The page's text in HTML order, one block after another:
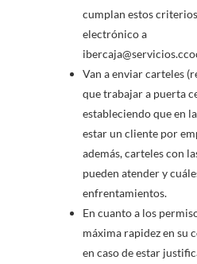
cumplan estos
electrónico a
Van a enviar carteles
que trabajar a puerta
estableciendo que en
estar un cliente por
además, carteles con
pueden atender y
enfrentamientos.
En cuanto a los
máxima rapidez en su
en caso de estar